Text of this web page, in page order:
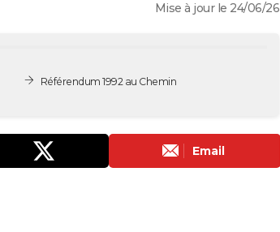
Mise à jour le 24/06/26
Référendum 1992 au Chemin
Email